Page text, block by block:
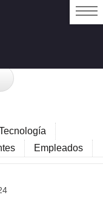
Empleados